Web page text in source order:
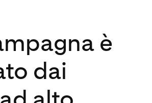
è
dai